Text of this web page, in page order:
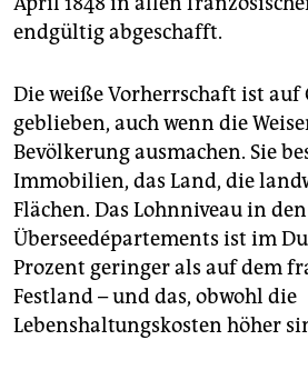
endgültig abgeschafft.
Die weiße Vorherrschaft ist auf
geblieben, auch wenn die
Bevölkerung ausmachen. Sie
Immobilien, das Land, die
Flächen. Das Lohnniveau in den
Überseedépartements ist im
Prozent geringer als auf dem
Festland – und das, obwohl die
Lebenshaltungskosten höher